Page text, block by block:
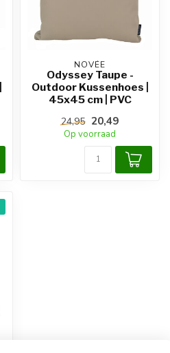
NOVÉE
Odyssey Taupe -
Outdoor Kussenhoes |
45x45 cm | PVC
24,95 20,49
Op voorraad